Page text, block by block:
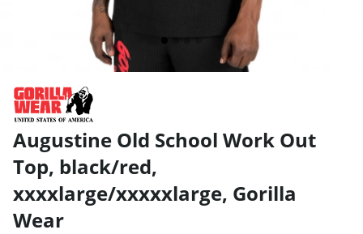
Augustine Old School Work Out
Top, black/red,
xxxxlarge/xxxxxlarge, Gorilla
Wear